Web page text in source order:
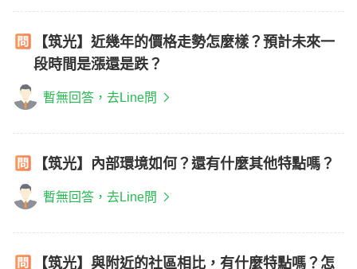
【筑光】近幾年的價格走勢怎麼樣？預計未來一
段時間是漲還是跌？
暫無回答，去Line問
【筑光】內部環境如何？還有什麼其他特點嗎？
暫無回答，去Line問
【筑光】與附近的社區相比，有什麼特點嗎？怎